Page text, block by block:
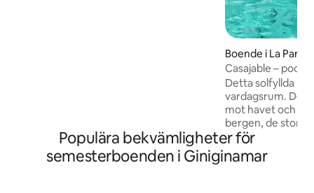
Boende i La Pared
Casajable – pool
och vulkaner
Detta solfyllda
vardagsrum. Den
mot havet och de
bergen, de stora
symmetriska
perfekta
koppla av och
Populära bekvämligheter för
semesterboenden i Giniginamar